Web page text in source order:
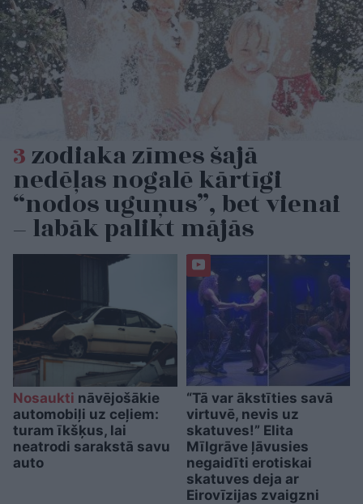
3zodiaka zīmes šajā
nedēļas nogalē kārtīgi
“nodos uguņus”, bet vienai
– labāk palikt mājās
Nosaukti nāvējošākie
automobiļi uz ceļiem:
turam īkšķus, lai
neatrodi sarakstā savu
auto
“Tā var ākstīties savā
virtuvē, nevis uz
skatuves!” Elita
Mīlgrāve ļāvusies
negaidīti erotiskai
skatuves deja ar
Eirovīzijas zvaigzni